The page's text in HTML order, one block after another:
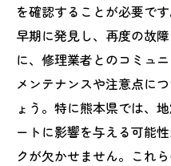
を確認することが必要で
早期に発見し、再度の故
に、修理業者とのコミュ
メンテナンスや注意点に
ょう。特に熊本県では、
ートに影響を与える可能
クが欠かせません。これ